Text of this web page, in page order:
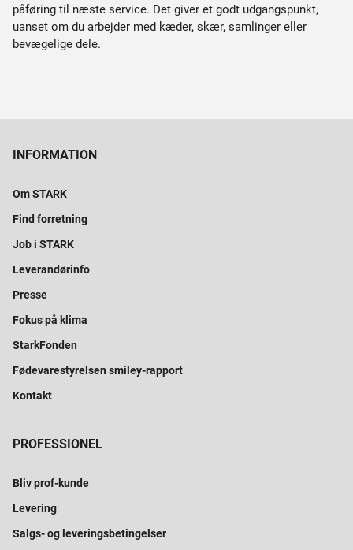
påføring til næste service. Det giver et godt udgangspunkt,
uanset om du arbejder med kæder, skær, samlinger eller
bevægelige dele.
INFORMATION
Om STARK
Find forretning
Job i STARK
Leverandørinfo
Presse
Fokus på klima
StarkFonden
Fødevarestyrelsen smiley-rapport
Kontakt
PROFESSIONEL
Bliv prof-kunde
Levering
Salgs- og leveringsbetingelser